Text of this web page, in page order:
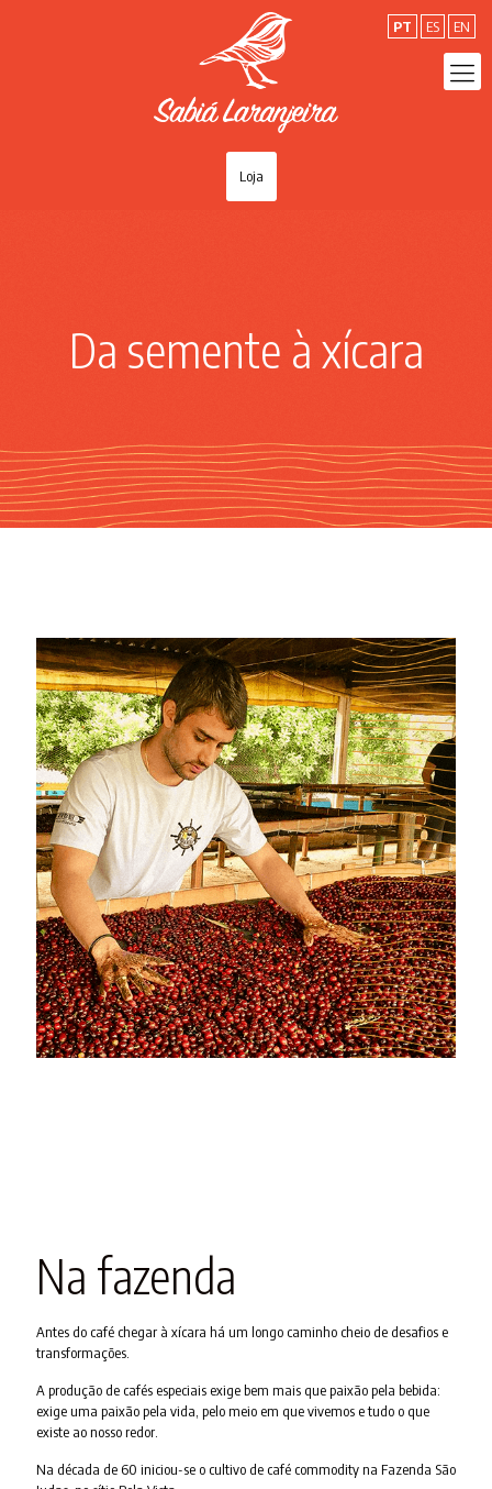
Loja
Da semente à xícara
Na fazenda
Antes do café chegar à xícara há um longo caminho cheio de desafios e
transformações.
A produção de cafés especiais exige bem mais que paixão pela bebida:
exige uma paixão pela vida, pelo meio em que vivemos e tudo o que
existe ao nosso redor.
Na década de 60 iniciou-se o cultivo de café commodity na Fazenda São
PT ES EN